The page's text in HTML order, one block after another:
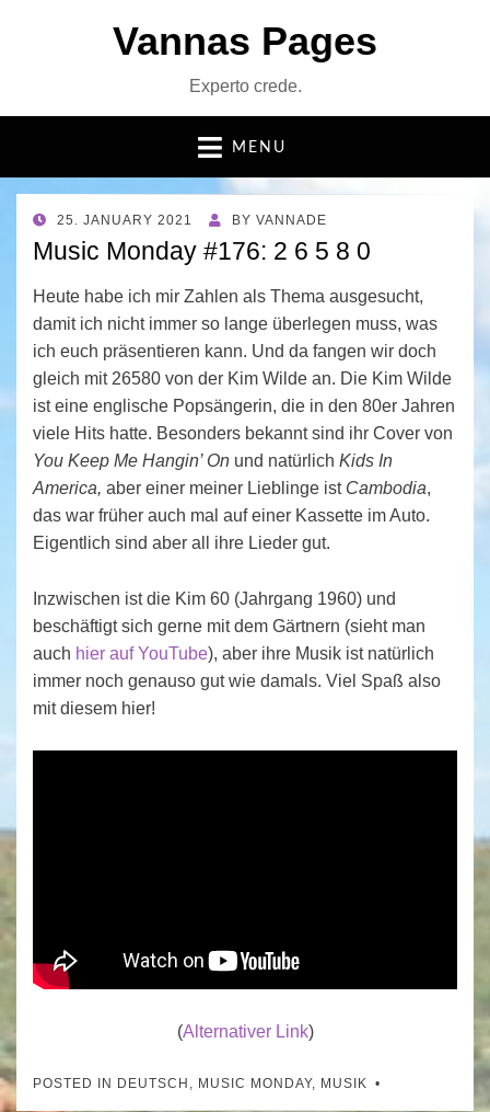
Vannas Pages
Experto crede.
MENU
POSTED
ON
25. JANUARY 2021 BY VANNADE
Music Monday #176: 2 6 5 8 0
Heute habe ich mir Zahlen als Thema ausgesucht,
damit ich nicht immer so lange überlegen muss, was
ich euch präsentieren kann. Und da fangen wir doch
gleich mit 26580 von der Kim Wilde an. Die Kim Wilde
ist eine englische Popsängerin, die in den 80er Jahren
viele Hits hatte. Besonders bekannt sind ihr Cover von
You Keep Me Hangin’ On und natürlich Kids In
America, aber einer meiner Lieblinge ist Cambodia,
das war früher auch mal auf einer Kassette im Auto.
Eigentlich sind aber all ihre Lieder gut.
Inzwischen ist die Kim 60 (Jahrgang 1960) und
beschäftigt sich gerne mit dem Gärtnern (sieht man
auch hier auf YouTube), aber ihre Musik ist natürlich
immer noch genauso gut wie damals. Viel Spaß also
mit diesem hier!
(Alternativer Link)
POSTED IN DEUTSCH , MUSIC MONDAY, MUSIK